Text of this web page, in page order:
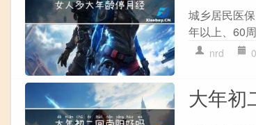
城乡居民医
年以上、60
nrd
大年初